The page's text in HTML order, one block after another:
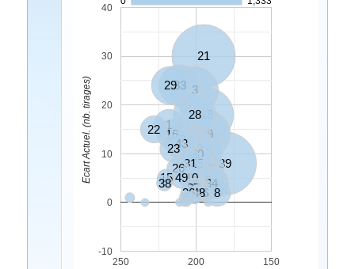
21
39
18
3
19
28
33
47
29
14
20
42
7
30
9
25
1
16
32
34
43
45
2
8
22
23
31
45
10
26
49
11
37
15
46
48
36
38
6
250 200 150
-10
0
10
20
30
40
Ecart Actuel. (nb. tirages)